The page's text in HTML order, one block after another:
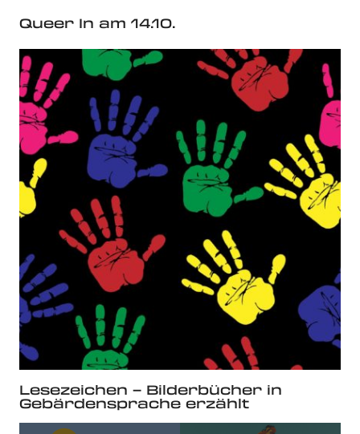
Queer In am 14.10.
Lesezeichen – Bilderbücher in
Gebärdensprache erzählt